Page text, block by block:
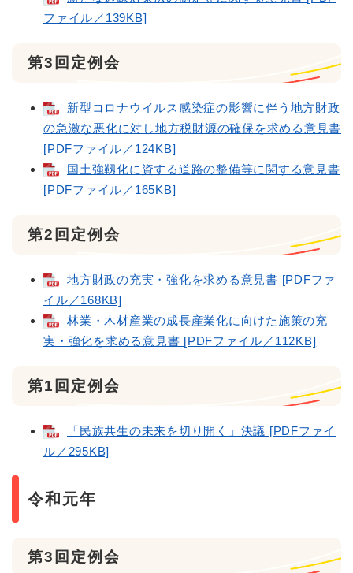
ファイル／139KB]
第3回定例会
新型コロナウイルス感染症の影響に伴う地方財政
の急激な悪化に対し地方税財源の確保を求める意見書
[PDFファイル／124KB]
国土強靱化に資する道路の整備等に関する意見書
[PDFファイル／165KB]
第2回定例会
地方財政の充実・強化を求める意見書 [PDFファ
イル／168KB]
林業・木材産業の成長産業化に向けた施策の充
実・強化を求める意見書 [PDFファイル／112KB]
第1回定例会
「民族共生の未来を切り開く」決議 [PDFファイ
ル／295KB]
令和元年
第3回定例会